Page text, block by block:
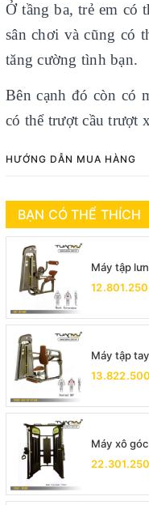
Ở tầng ba, trẻ em có
sân chơi và cũng có
tăng cường tình bạn.
Bên cạnh đó còn có
có thể trượt cầu trượt
HƯỚNG DẪN MUA HÀNG
BẠN CÓ THỂ THÍCH
Máy tập
Máy tập
Máy xô